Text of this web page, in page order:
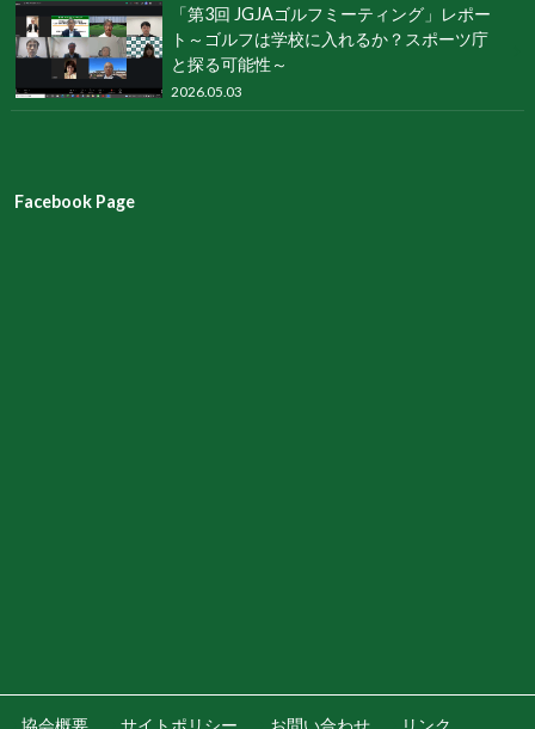
「第3回 JGJAゴルフミーティング」レポー
ト～ゴルフは学校に入れるか？スポーツ庁
と探る可能性～
2026.05.03
Facebook Page